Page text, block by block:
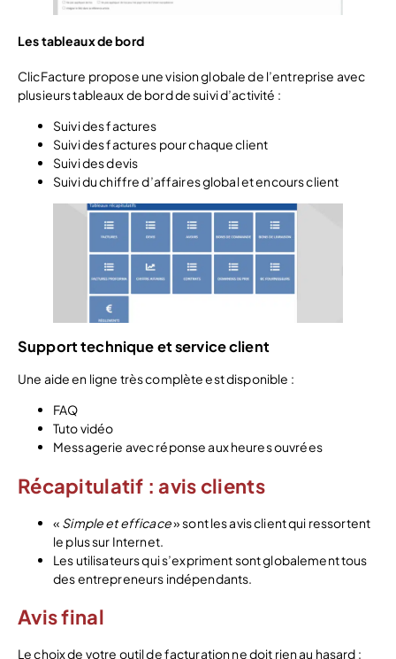
Les tableaux de bord
ClicFacture propose une vision globale de l’entreprise avec
plusieurs tableaux de bord de suivi d’activité :
Suivi des factures
Suivi des factures pour chaque client
Suivi des devis
Suivi du chiffre d’affaires global et encours client
Support technique et service client
Une aide en ligne très complète est disponible :
FAQ
Tuto vidéo
Messagerie avec réponse aux heures ouvrées
Récapitulatif : avis clients
« Simple et efficace» sont les avis client qui ressortent
le plus sur Internet.
Les utilisateurs qui s’expriment sont globalement tous
des entrepreneurs indépendants.
Avis final
Le choix de votre outil de facturation ne doit rien au hasard :